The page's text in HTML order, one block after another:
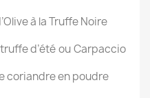
à la Truffe Noire
d’été ou Carpaccio
coriandre en poudre